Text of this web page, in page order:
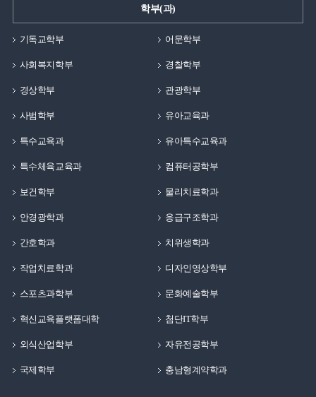
학부(과)
기독교학부 어문학부
사회복지학부 경찰학부
경상학부 관광학부
사범학부 유아교육과
특수교육과 유아특수교육과
특수체육교육과 컴퓨터공학부
보건학부 물리치료학과
안경광학과 응급구조학과
간호학과 치위생학과
작업치료학과 디자인영상학부
스포츠과학부 문화예술학부
혁신교육플랫폼대학 첨단IT학부
외식산업학부 자유전공학부
국제학부 충남형계약학과